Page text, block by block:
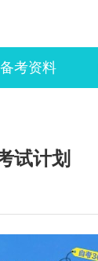
备考资料
试计划